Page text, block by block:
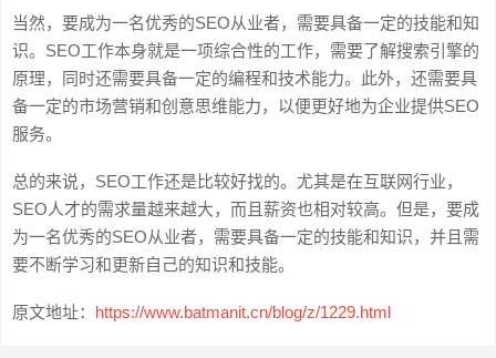
当然，要成为一名优秀的SEO从业者，需要具备一定的技能和知
识。SEO工作本身就是一项综合性的工作，需要了解搜索引擎的
原理，同时还需要具备一定的编程和技术能力。此外，还需要具
备一定的市场营销和创意思维能力，以便更好地为企业提供SEO
服务。
总的来说，SEO工作还是比较好找的。尤其是在互联网行业，
SEO人才的需求量越来越大，而且薪资也相对较高。但是，要成
为一名优秀的SEO从业者，需要具备一定的技能和知识，并且需
要不断学习和更新自己的知识和技能。
原文地址： https://www.batmanit.cn/blog/z/1229.html